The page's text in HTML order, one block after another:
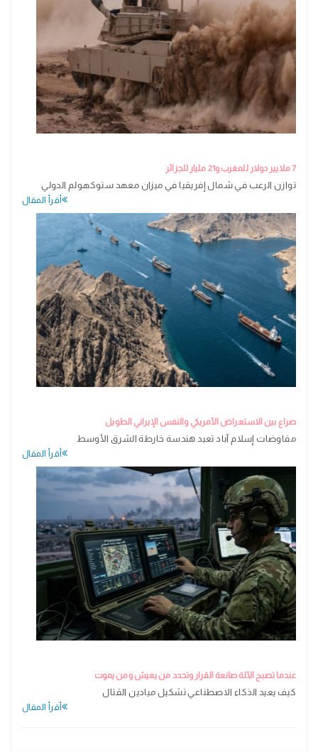
7 ملايير دولار للمغرب و21 مليار للجزائر
توازن الرعب في شمال إفريقيا في ميزان معهد ستوكهولم الدولي
أقرأ المقال
صراع بين الاستعراض الأمريكي والنفس الإيراني الطويل
مفاوضات إسلام آباد تعيد هندسة خارطة الشرق الأوسط
أقرأ المقال
عندما تصبح الآلة صانعة القرار وتحدد من يعيش ومن يموت
كيف يعيد الذكاء الاصطناعي تشكيل ميادين القتال
أقرأ المقال